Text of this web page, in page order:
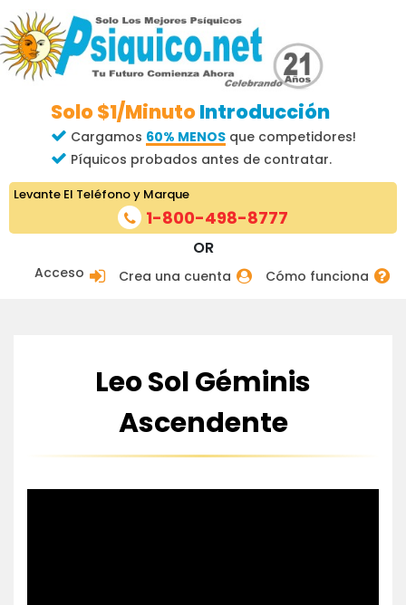
Solo $1/MinutoIntroducción
Cargamos 60% MENOSque competidores!
Píquicos probados antes de contratar.
Acceso Crea una cuenta Cómo funciona
OR
Levante El Teléfono y Marque
1-800-498-8777
Leo Sol Géminis
Ascendente